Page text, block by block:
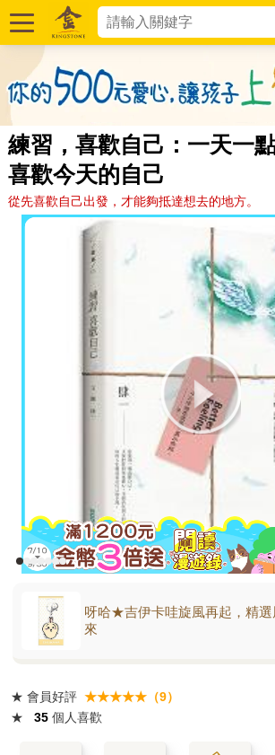
練習，喜歡自己：一天一
喜歡今天的自己
從先喜歡自己出發，才能夠抵達想去的地方。
呀哈★吉伊卡哇旋風再起，精選
來
★ 會員好評 ★★★★★（9）
★
35 個人喜歡